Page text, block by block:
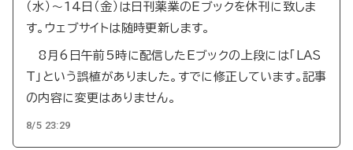
（水）～14日（金）は日刊薬業のEブックを休刊に致しま
す。ウェブサイトは随時更新します。
8月6日午前5時に配信したEブックの上段には「LAS
T」という誤植がありました。すでに修正しています。記事
の内容に変更はありません。
8/5 23:29